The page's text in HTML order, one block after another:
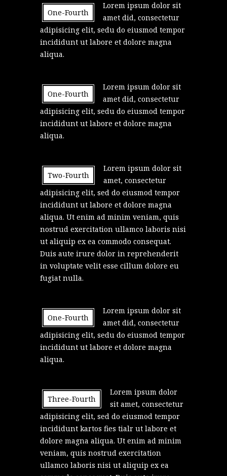
One-Fourth
Lorem ipsum dolor sit
amet did, consectetur
adipisicing elit, sedu do eiusmod tempor
incididunt ut labore et dolore magna
aliqua.
One-Fourth
Lorem ipsum dolor sit
amet did, consectetur
adipisicing elit, sedu do eiusmod tempor
incididunt ut labore et dolore magna
aliqua.
Two-Fourth
Lorem ipsum dolor sit
amet, consectetur
adipisicing elit, sed do eiusmod tempor
incididunt ut labore et dolore magna
aliqua. Ut enim ad minim veniam, quis
nostrud exercitation ullamco laboris nisi
ut aliquip ex ea commodo consequat.
Duis aute irure dolor in reprehenderit
in voluptate velit esse cillum dolore eu
fugiat nulla.
One-Fourth
Lorem ipsum dolor sit
amet did, consectetur
adipisicing elit, sedu do eiusmod tempor
incididunt ut labore et dolore magna
aliqua.
Three-Fourth
Lorem ipsum dolor
sit amet, consectetur
adipisicing elit, sed do eiusmod tempor
incididunt kartos fies tialr ut labore et
dolore magna aliqua. Ut enim ad minim
veniam, quis nostrud exercitation
ullamco laboris nisi ut aliquip ex ea